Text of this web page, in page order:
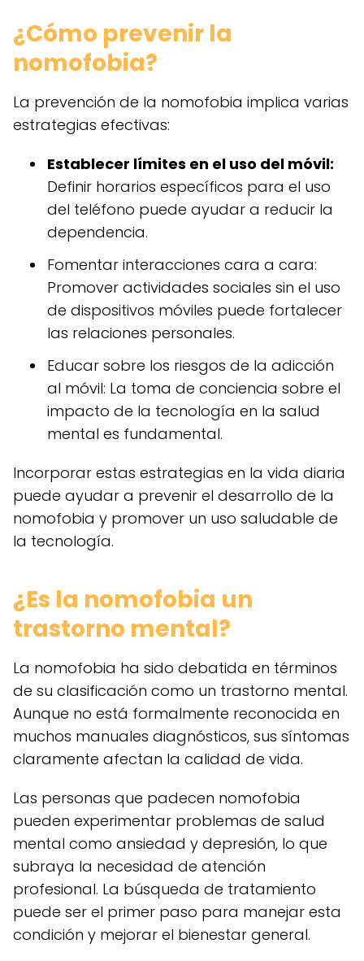
¿Cómo prevenir la
nomofobia?
La prevención de la nomofobia implica varias
estrategias efectivas:
Establecer límites en el uso del móvil:
Definir horarios específicos para el uso
del teléfono puede ayudar a reducir la
dependencia.
Fomentar interacciones cara a cara:
Promover actividades sociales sin el uso
de dispositivos móviles puede fortalecer
las relaciones personales.
Educar sobre los riesgos de la adicción
al móvil: La toma de conciencia sobre el
impacto de la tecnología en la salud
mental es fundamental.
Incorporar estas estrategias en la vida diaria
puede ayudar a prevenir el desarrollo de la
nomofobia y promover un uso saludable de
la tecnología.
¿Es la nomofobia un
trastorno mental?
La nomofobia ha sido debatida en términos
de su clasificación como un trastorno mental.
Aunque no está formalmente reconocida en
muchos manuales diagnósticos, sus síntomas
claramente afectan la calidad de vida.
Las personas que padecen nomofobia
pueden experimentar problemas de salud
mental como ansiedad y depresión, lo que
subraya la necesidad de atención
profesional. La búsqueda de tratamiento
puede ser el primer paso para manejar esta
condición y mejorar el bienestar general.